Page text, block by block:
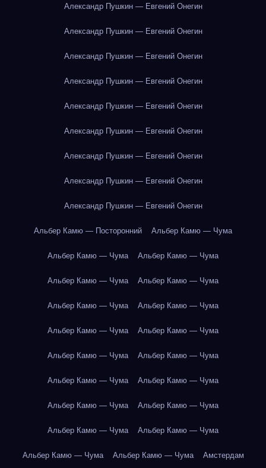
Александр Пушкин — Евгений Онегин
Александр Пушкин — Евгений Онегин
Александр Пушкин — Евгений Онегин
Александр Пушкин — Евгений Онегин
Александр Пушкин — Евгений Онегин
Александр Пушкин — Евгений Онегин
Александр Пушкин — Евгений Онегин
Александр Пушкин — Евгений Онегин
Александр Пушкин — Евгений Онегин
Альбер Камю — Посторонний Альбер Камю — Чума
Альбер Камю — Чума Альбер Камю — Чума
Альбер Камю — Чума Альбер Камю — Чума
Альбер Камю — Чума Альбер Камю — Чума
Альбер Камю — Чума Альбер Камю — Чума
Альбер Камю — Чума Альбер Камю — Чума
Альбер Камю — Чума Альбер Камю — Чума
Альбер Камю — Чума Альбер Камю — Чума
Альбер Камю — Чума Альбер Камю — Чума
Альбер Камю — Чума Альбер Камю — Чума Амстердам